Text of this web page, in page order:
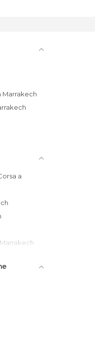
Marrakech